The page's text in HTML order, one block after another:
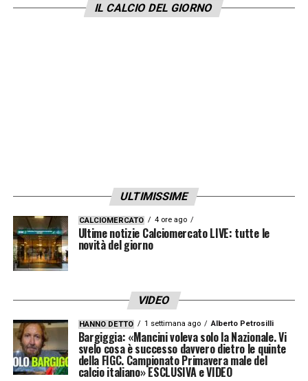
,Manchester
IL CALCIO DEL GIORNO
ULTIMISSIME
CALCIOMERCATO 4 ore ago
Ultime notizie Calciomercato LIVE: tutte le
novità del giorno
VIDEO
HANNO DETTO 1 settimana ago Alberto Petrosilli
Bargiggia: «Mancini voleva solo la Nazionale. Vi
svelo cosa è successo davvero dietro le quinte
della FIGC. Campionato Primavera male del
calcio italiano» ESCLUSIVA e VIDEO